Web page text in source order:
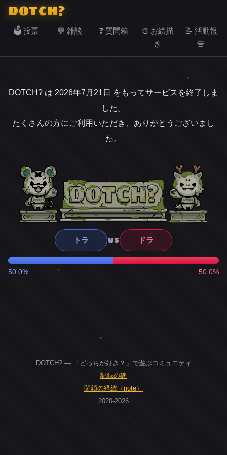
DOTCH?
🗳️ 投票 💬 雑談 ❓ 質問箱
🎨 お絵描
き
📝 活動報
告
DOTCH? は 2026年7月21日 をもってサービスを終了しま
した。
たくさんの方にご利用いただき、ありがとうございまし
た。
トラ VS ドラ
50.0% 50.0%
DOTCH? — 「どっちが好き？」で遊ぶコミュニティ
記録の碑
閉鎖の経緯（note）
2020-2026